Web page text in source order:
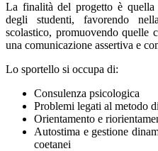
La finalità del progetto è
degli studenti, favorendo
scolastico, promuovendo quelle
una comunicazione assertiva e
Lo sportello si occupa di:
Consulenza psicologica
Problemi legati al metodo
Orientamento e
Autostima e gestione
coetanei